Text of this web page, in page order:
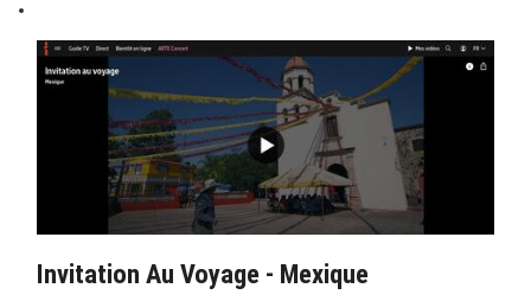
Invitation Au Voyage - Mexique